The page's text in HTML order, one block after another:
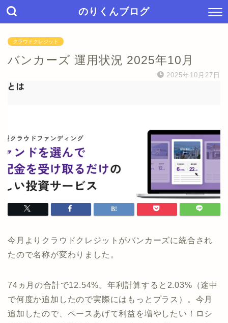
のりくんブログ
クラウドクレジット
バンカーズ 運用状況 2025年10月
2025年10月27日
今月よりクラウドクレジットがバンカーズに統合され
たので名称が変わりました。
74ヵ月の合計で12.54%。年利計算すると2.03%（途中
で何度か追加したので実際にはもっとプラス）。今月
追加したので、ペースあげて利益を増やしたい！ロシ